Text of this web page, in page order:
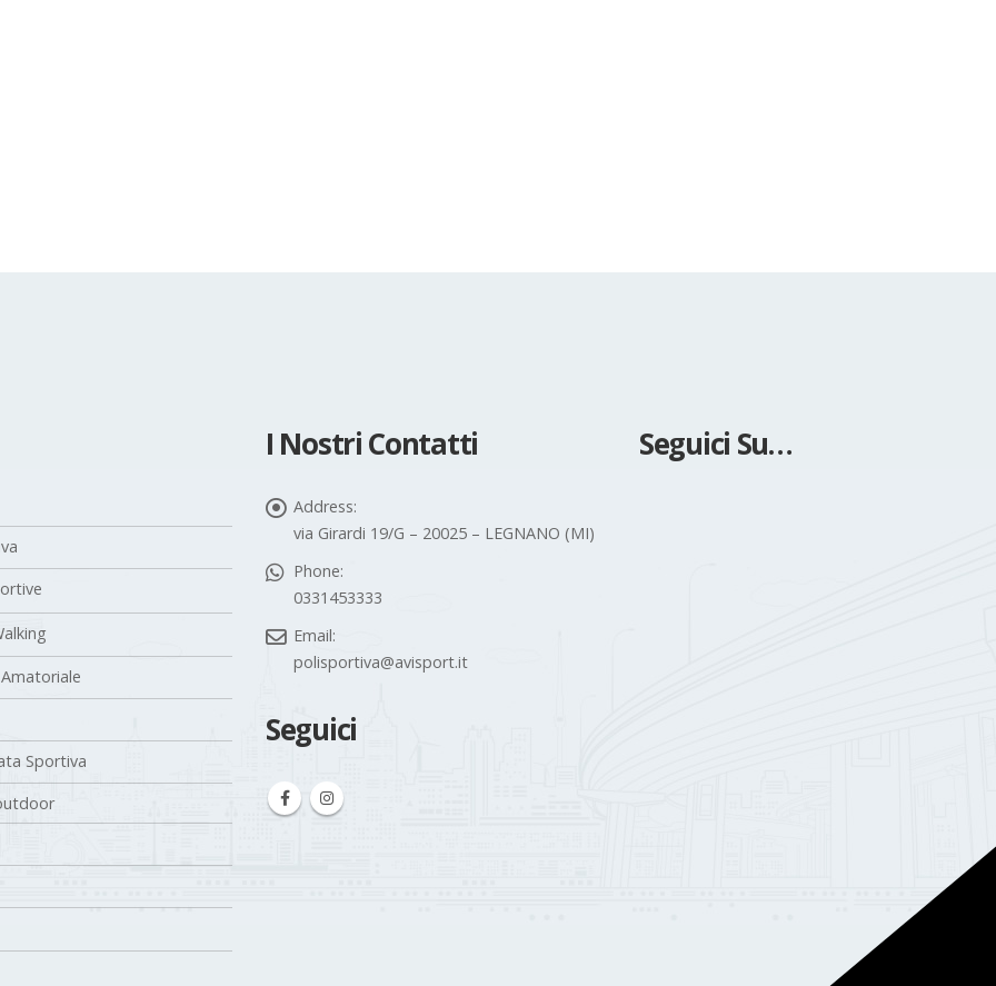
Sportiva
I Nostri Contatti
Address:
via Girardi 19/G – 20025 – LEGNANO (MI)
Phone:
0331453333
Email:
polisportiva@avisport.it
Seguici
Seguici Su…